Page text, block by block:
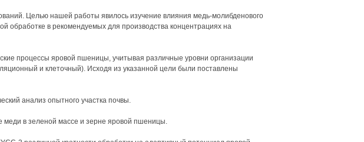
Целью нашей работы явилось изучение влияния медь-молибденового
обработке в рекомендуемых для производства концентрациях на
процессы яровой пшеницы, учитывая различные уровни организации
и клеточный). Исходя из указанной цели были поставлены
анализ опытного участка почвы.
меди в зеленой массе и зерне яровой пшеницы.